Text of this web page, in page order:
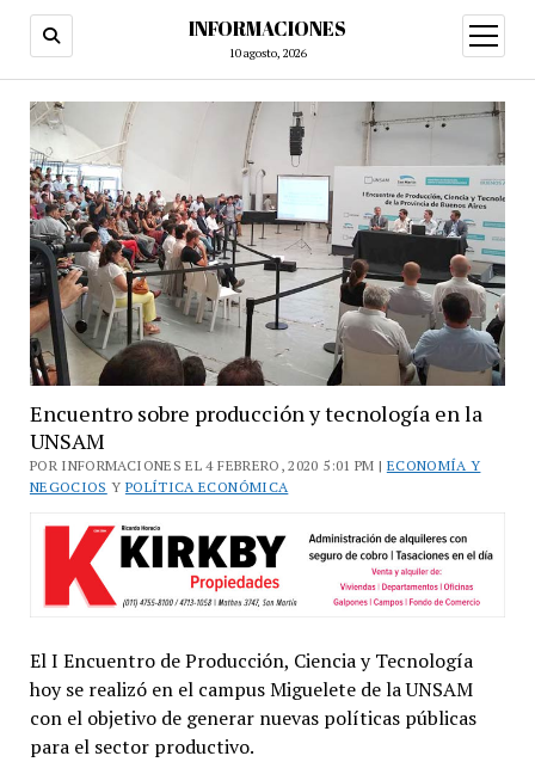
INFORMACIONES
10 agosto, 2026
abrir
menú
Encuentro sobre producción y tecnología en la
UNSAM
POR INFORMACIONES EL 4 FEBRERO, 2020 5:01 PM | ECONOMÍA Y
NEGOCIOS Y POLÍTICA ECONÓMICA
El I Encuentro de Producción, Ciencia y Tecnología
hoy se realizó en el campus Miguelete de la UNSAM
con el objetivo de generar nuevas políticas públicas
para el sector productivo.